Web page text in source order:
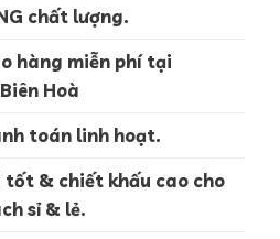
chất lượng.
hàng miễn phí tại
Hoà
toán linh hoạt.
tốt & chiết khấu cao cho
sỉ & lẻ.